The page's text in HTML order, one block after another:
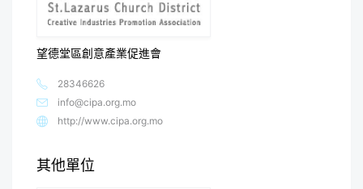
望德堂區創意產業促進會
28346626
info@cipa.org.mo
http://www.cipa.org.mo
其他單位